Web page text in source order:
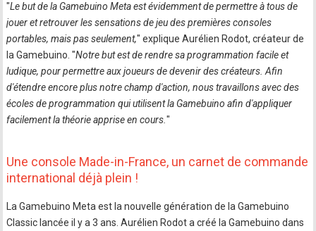
"Le but de la Gamebuino Meta est évidemment de permettre à tous de
jouer et retrouver les sensations de jeu des premières consoles
portables, mais pas seulement," explique Aurélien Rodot, créateur de
la Gamebuino. "Notre but est de rendre sa programmation facile et
ludique, pour permettre aux joueurs de devenir des créateurs. Afin
d'étendre encore plus notre champ d'action, nous travaillons avec des
écoles de programmation qui utilisent la Gamebuino afin d'appliquer
facilement la théorie apprise en cours."
Une console Made-in-France, un carnet de commande
international déjà plein !
La Gamebuino Meta est la nouvelle génération de la Gamebuino
Classic lancée il y a 3 ans. Aurélien Rodot a créé la Gamebuino dans